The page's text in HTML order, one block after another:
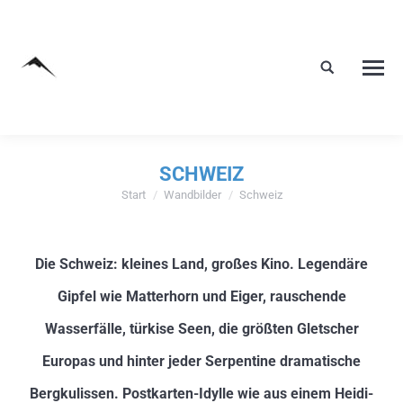
SCHWEIZ
Sie befinden sich hier:
Start Wandbilder Schweiz
Die Schweiz: kleines Land, großes Kino. Legendäre
Gipfel wie Matterhorn und Eiger, rauschende
Wasserfälle, türkise Seen, die größten Gletscher
Europas und hinter jeder Serpentine dramatische
Bergkulissen. Postkarten-Idylle wie aus einem Heidi-